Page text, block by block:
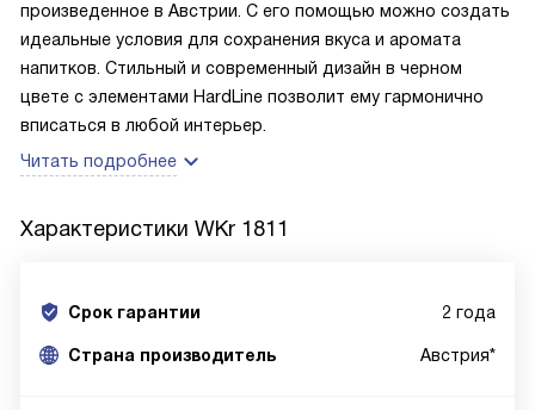
произведенное в Австрии. С его помощью можно создать
идеальные условия для сохранения вкуса и аромата
напитков. Стильный и современный дизайн в черном
цвете с элементами HardLine позволит ему гармонично
вписаться в любой интерьер.
Читать подробнее
Характеристики WKr 1811
Срок гарантии 2 года
Cтрана производитель Австрия*